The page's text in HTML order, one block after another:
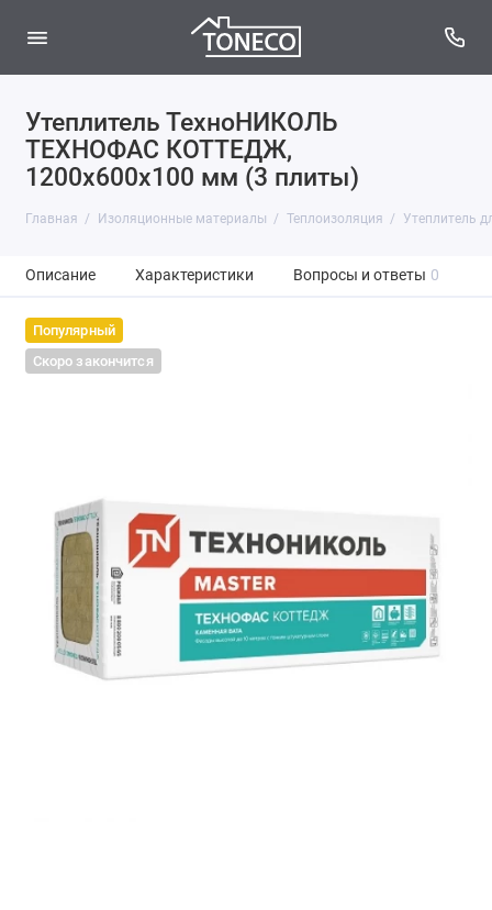
Утеплитель ТехноНИКОЛЬ
ТЕХНОФАС КОТТЕДЖ,
1200х600х100 мм (3 плиты)
Главная Изоляционные материалы Теплоизоляция Утеплитель
Описание Характеристики Вопросы и ответы 0
Популярный
Скоро закончится